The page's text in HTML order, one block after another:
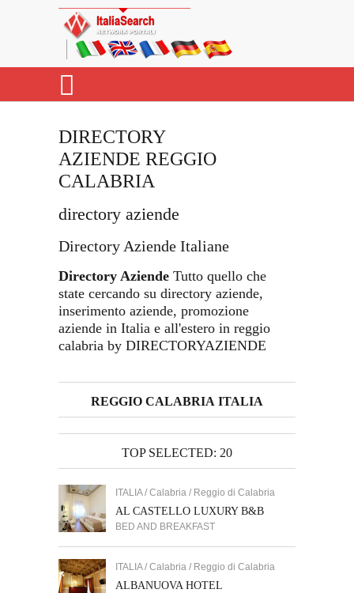
DIRECTORY
AZIENDE REGGIO
CALABRIA
directory aziende
Directory Aziende Italiane
Directory Aziende Tutto quello che
state cercando su directory aziende,
inserimento aziende, promozione
aziende in Italia e all'estero in reggio
calabria by DIRECTORYAZIENDE
REGGIO CALABRIA ITALIA
TOP SELECTED: 20
ITALIA / Calabria / Reggio di Calabria
AL CASTELLO LUXURY B&B
BED AND BREAKFAST
ITALIA / Calabria / Reggio di Calabria
ALBANUOVA HOTEL